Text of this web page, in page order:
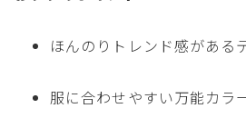
ほんのりトレンド感がある
服に合わせやすい万能カラ